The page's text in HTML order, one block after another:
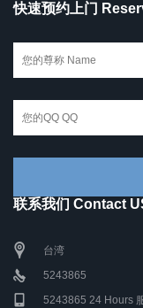
快速预约上门
联系我们 Contact
台湾
5243865
5243865 24 Hours